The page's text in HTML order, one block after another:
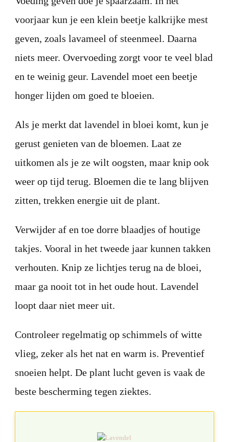
voorjaar kun je een klein beetje kalkrijke mest
geven, zoals lavameel of steenmeel. Daarna
niets meer. Overvoeding zorgt voor te veel blad
en te weinig geur. Lavendel moet een beetje
honger lijden om goed te bloeien.
Als je merkt dat lavendel in bloei komt, kun je
gerust genieten van de bloemen. Laat ze
uitkomen als je ze wilt oogsten, maar knip ook
weer op tijd terug. Bloemen die te lang blijven
zitten, trekken energie uit de plant.
Verwijder af en toe dorre blaadjes of houtige
takjes. Vooral in het tweede jaar kunnen takken
verhouten. Knip ze lichtjes terug na de bloei,
maar ga nooit tot in het oude hout. Lavendel
loopt daar niet meer uit.
Controleer regelmatig op schimmels of witte
vlieg, zeker als het nat en warm is. Preventief
snoeien helpt. De plant lucht geven is vaak de
beste bescherming tegen ziektes.